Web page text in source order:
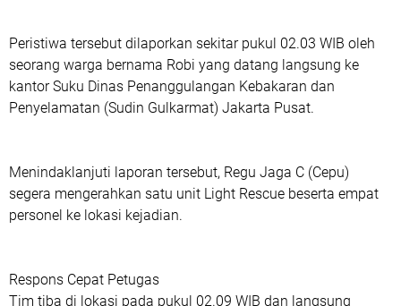
Peristiwa tersebut dilaporkan sekitar pukul 02.03 WIB oleh
seorang warga bernama Robi yang datang langsung ke
kantor Suku Dinas Penanggulangan Kebakaran dan
Penyelamatan (Sudin Gulkarmat) Jakarta Pusat.
Menindaklanjuti laporan tersebut, Regu Jaga C (Cepu)
segera mengerahkan satu unit Light Rescue beserta empat
personel ke lokasi kejadian.
Respons Cepat Petugas
‎Tim tiba di lokasi pada pukul 02.09 WIB dan langsung